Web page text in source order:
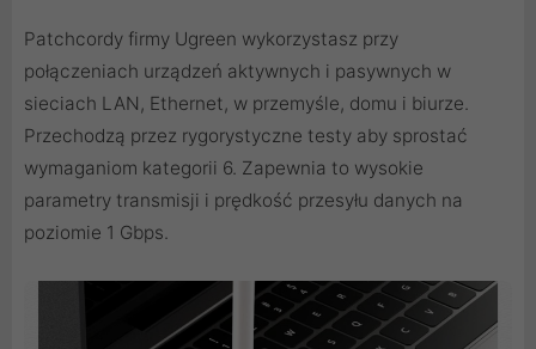
Patchcordy firmy Ugreen wykorzystasz przy
połączeniach urządzeń aktywnych i pasywnych w
sieciach LAN, Ethernet, w przemyśle, domu i biurze.
Przechodzą przez rygorystyczne testy aby sprostać
wymaganiom kategorii 6. Zapewnia to wysokie
parametry transmisji i prędkość przesyłu danych na
poziomie 1 Gbps.